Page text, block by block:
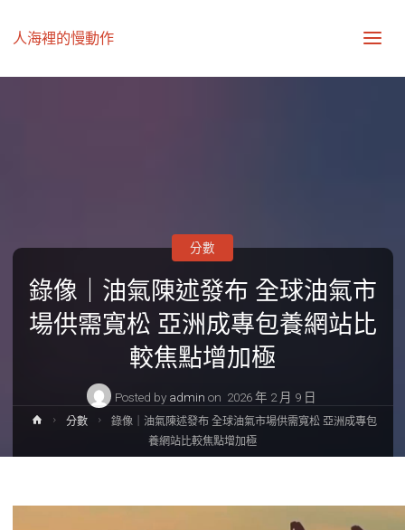
人海裡的慢動作
錄像｜油氣陳述發布 全球油氣市
場供需寬松 亞洲成專包養網站比
較焦點增加極
Posted by admin on 2026 年 2 月 9 日
分數
Home分數
錄像｜油氣陳述發布 全球油氣市場供需寬松 亞洲成專包
養網站比較焦點增加極